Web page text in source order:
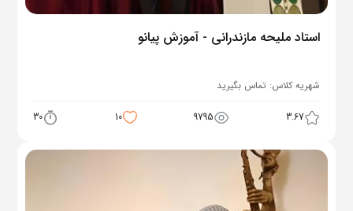
استاد ملیحه مازندرانی - آموزش پیانو
شهریه کلاس: تماس بگیرید
3.67
9795
10
30